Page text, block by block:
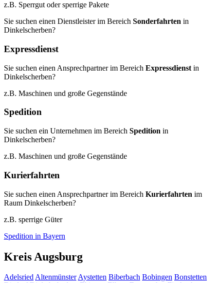
z.B. Sperrgut oder sperrige Pakete
Sie suchen einen Dienstleister im Bereich Sonderfahrten in
Dinkelscherben?
Expressdienst
Sie suchen einen Ansprechpartner im Bereich Expressdienst in
Dinkelscherben?
z.B. Maschinen und große Gegenstände
Spedition
Sie suchen ein Unternehmen im Bereich Spedition in
Dinkelscherben?
z.B. Maschinen und große Gegenstände
Kurierfahrten
Sie suchen einen Ansprechpartner im Bereich Kurierfahrten im
Raum Dinkelscherben?
z.B. sperrige Güter
Spedition in Bayern
Kreis Augsburg
AdelsriedAltenmünsterAystetten Biberbach Bobingen Bonstetten